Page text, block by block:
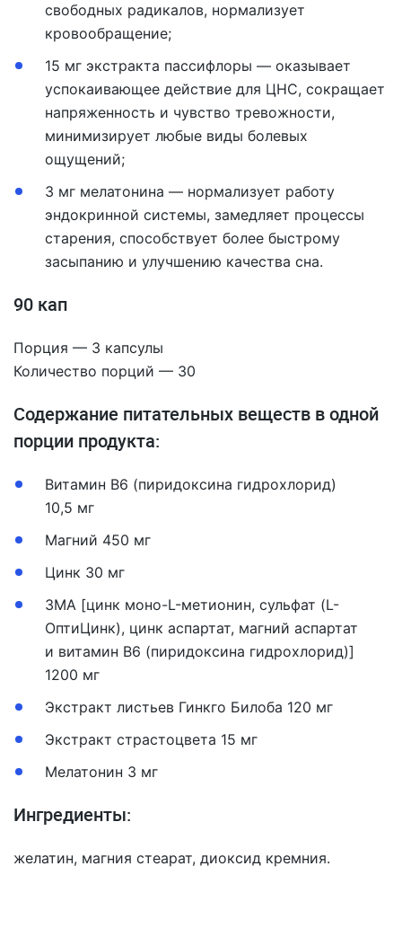
свободных радикалов, нормализует
кровообращение;
15 мг экстракта пассифлоры — оказывает
успокаивающее действие для ЦНС, сокращает
напряженность и чувство тревожности,
минимизирует любые виды болевых
ощущений;
3 мг мелатонина — нормализует работу
эндокринной системы, замедляет процессы
старения, способствует более быстрому
засыпанию и улучшению качества сна.
90 кап
Порция — 3 капсулы
Количество порций — 30
Содержание питательных веществ в одной
порции продукта:
Витамин В6 (пиридоксина гидрохлорид)
10,5 мг
Магний 450 мг
Цинк 30 мг
ЗМА [цинк моно-L-метионин, сульфат (L-
ОптиЦинк), цинк аспартат, магний аспартат
и витамин В6 (пиридоксина гидрохлорид)]
1200 мг
Экстракт листьев Гинкго Билоба 120 мг
Экстракт страстоцвета 15 мг
Мелатонин 3 мг
Ингредиенты:
желатин, магния стеарат, диоксид кремния.